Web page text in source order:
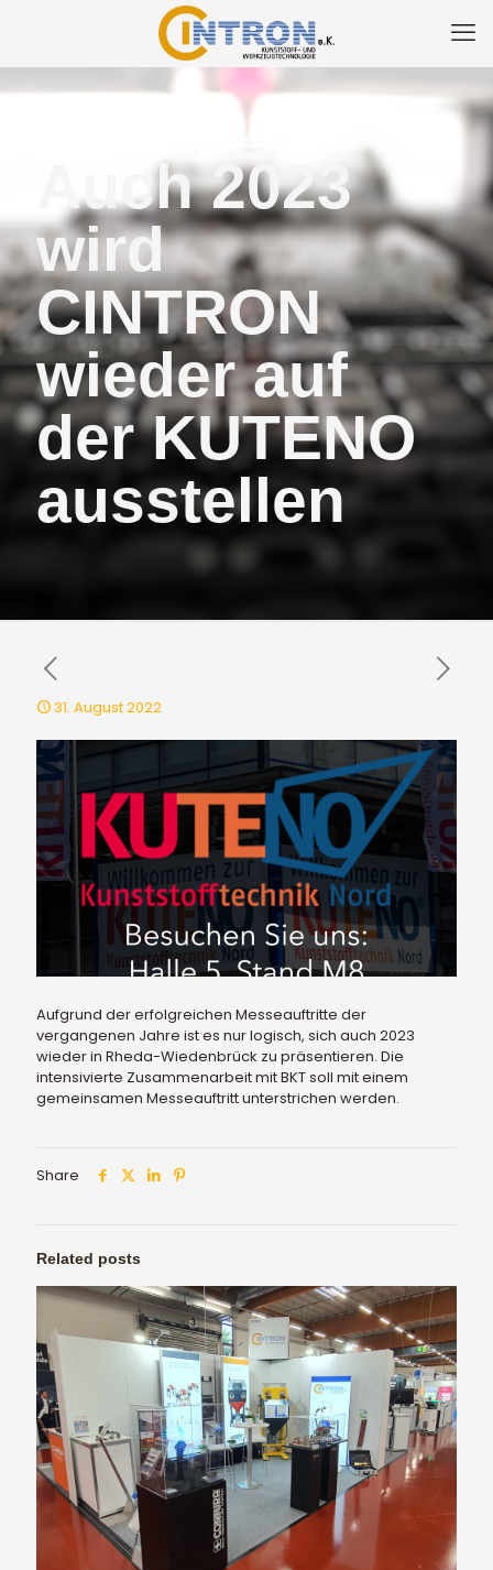
Auch 2023
wird
CINTRON
wieder auf
der KUTENO
ausstellen
31. August 2022
Aufgrund der erfolgreichen Messeauftritte der
vergangenen Jahre ist es nur logisch, sich auch 2023
wieder in Rheda-Wiedenbrück zu präsentieren. Die
intensivierte Zusammenarbeit mit BKT soll mit einem
gemeinsamen Messeauftritt unterstrichen werden.
Share
Related posts